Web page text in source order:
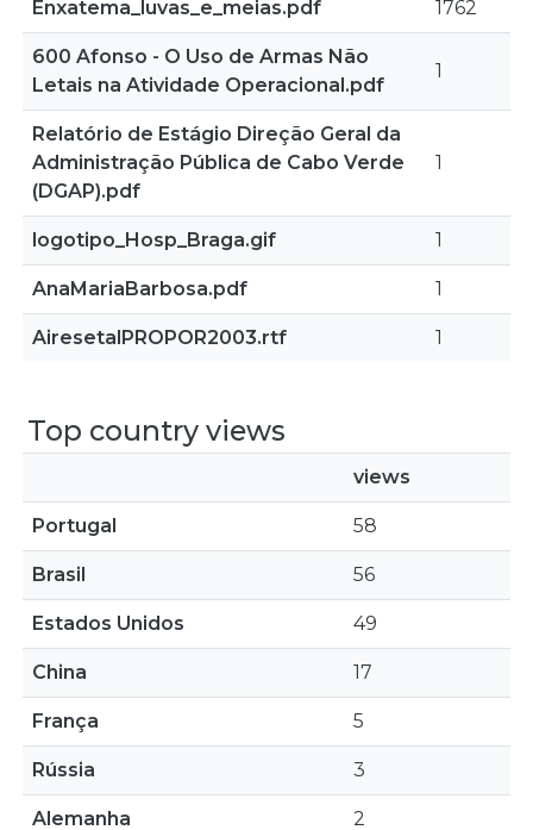
Enxatema_luvas_e_meias.pdf 1762
600 Afonso - O Uso de Armas Não
Letais na Atividade Operacional.pdf
1
Relatório de Estágio Direção Geral da
Administração Pública de Cabo Verde
(DGAP).pdf
1
logotipo_Hosp_Braga.gif 1
AnaMariaBarbosa.pdf 1
AiresetalPROPOR2003.rtf 1
Top country views
views
Portugal 58
Brasil 56
Estados Unidos 49
China 17
França 5
Rússia 3
Alemanha 2